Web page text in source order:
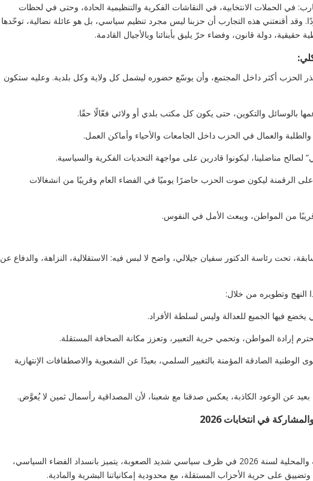
في الحملات الانتخابية، في النقاشات الفكرية والتنظيمية الحادة، وحتى في لحظات
وقد أقنعتني هذه التجارب أن حزبنا ليس مجرد تنظيم سياسي، بل هو عائلة نضالية، توحّدها
حقيقية، دولة قانون، وفضاء حرّ يليق بأبنائنا وبالأجيال القادمة.
الحزب أكثر داخل المجتمع، وأن يوسّع حضوره ليشمل كل ولاية وكل بلدية. وعليه ستكون
بالوسائل والتكوين، حتى يكون كل مكتب بلدي أو ولائي فعّالًا حقًا.
والعمال في الحزب داخل الجامعات والأحياء وأماكن العمل.
لصالح مناضلينا، ليكونوا قادرين على مواجهة التحديات الفكرية والسياسية.
الرقمنة ليكون صوت الحزب حاضرًا يوميًا في الفضاء العام وقريبًا من انشغالات
من المواطن، ويبعث الأمل في النفوس.
تحت رئاسة الدكتور سفيان جيلالي، واضح لا لبس فيه: الاستقلالية، النزاهة، والدفاع عن
النهج وتطويره من خلال:
يخضع فيها الجميع للعدالة وليس لسلطة الأفراد.
إرادة المواطن، وتحمي حرية التعبير، وتعزز مكانة الصحافة المستقلة.
الصادقة المؤمنة بالتغيير السلمي، بعيدًا عن الشعبوية والاصطفافات الإنتهازية
عن الوعود الكاذبة، يعكس صدقنا مع شعبنا، لأن المصداقية رأسمال ثمين لا يُعوَّض.
في انتخابات 2026
نقترب من الانتخابات التشريعية والمحلية لسنة 2026 في ظرف سياسي شديد الصعوبة، يتميز بانسداد الفضاء السياسي،
على حرية الأحزاب المستقلة، مع محدودية إمكانياتنا البشرية والمادية.